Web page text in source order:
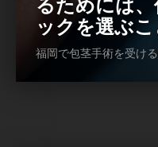
るためには
ックを選ぶこ
福岡で包茎手術を受け